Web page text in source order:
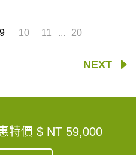
9 10 11 ... 20
NEXT
特價 $ NT 59,000